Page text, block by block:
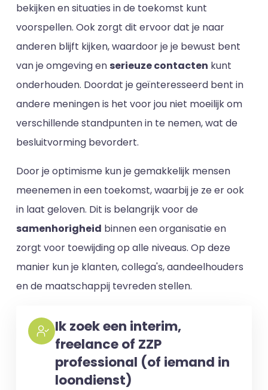
bekijken en situaties in de toekomst kunt
voorspellen. Ook zorgt dit ervoor dat je naar
anderen blijft kijken, waardoor je je bewust bent
van je omgeving en serieuze contacten kunt
onderhouden. Doordat je geïnteresseerd bent in
andere meningen is het voor jou niet moeilijk om
verschillende standpunten in te nemen, wat de
besluitvorming bevordert.
Door je optimisme kun je gemakkelijk mensen
meenemen in een toekomst, waarbij je ze er ook
in laat geloven. Dit is belangrijk voor de
samenhorigheid binnen een organisatie en
zorgt voor toewijding op alle niveaus. Op deze
manier kun je klanten, collega's, aandeelhouders
en de maatschappij tevreden stellen.
Ik zoek een interim,
freelance of ZZP
professional (of iemand in
loondienst)